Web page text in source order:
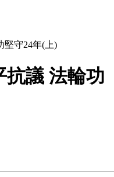
堅守24年(上)
抗議 法輪功